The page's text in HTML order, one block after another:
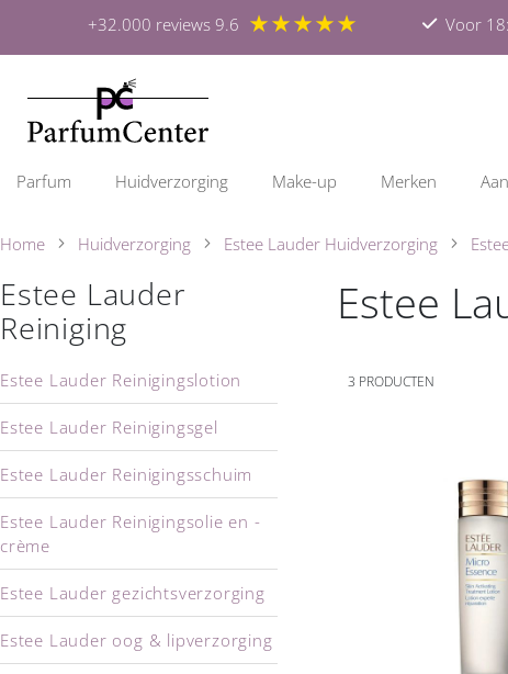
+32.000 reviews 9.6 ★★★★★ Voor
Parfum Huidverzorging Make-up Merken
Home Huidverzorging Estee Lauder Huidverzorging
Estee
3 PRODUCTEN
verlanglijst
Estee Lauder
Reiniging
Estee Lauder Reinigingslotion
Estee Lauder Reinigingsgel
Estee Lauder Reinigingsschuim
Estee Lauder Reinigingsolie en -
crème
Estee Lauder gezichtsverzorging
Estee Lauder oog & lipverzorging